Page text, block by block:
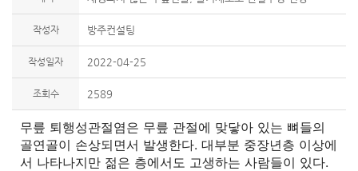
작성자 방주컨설팅
작성일자 2022-04-25
조회수 2589
무릎 퇴행성관절염은 무릎 관절에 맞닿아 있는 뼈들의
골연골이 손상되면서 발생한다. 대부분 중장년층 이상에
서 나타나지만 젊은 층에서도 고생하는 사람들이 있다.